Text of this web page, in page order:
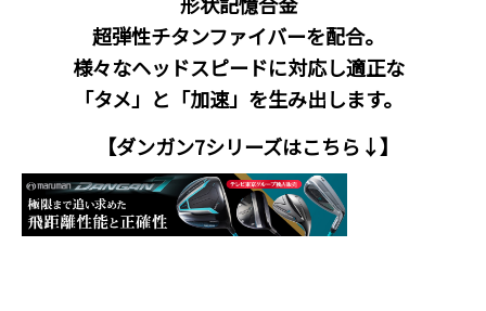
超弾性チタンファイバーを配合。
様々なヘッドスピードに対応し適正な
「タメ」と「加速」を生み出します。
【ダンガン7シリーズはこちら↓】